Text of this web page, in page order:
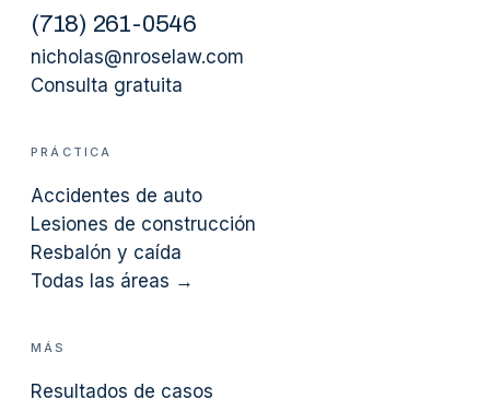
(718) 261-0546
nicholas@nroselaw.com
Consulta gratuita
PRÁCTICA
Accidentes de auto
Lesiones de construcción
Resbalón y caída
Todas las áreas →
MÁS
Resultados de casos